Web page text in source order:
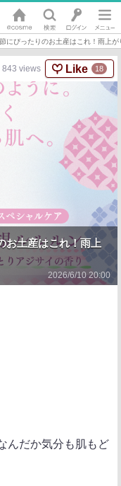
節にぴったりのお土産はこれ！雨上
843 views Like 18
お土産はこれ！雨上
2026/6/10 20:00
んだか気分も肌もど